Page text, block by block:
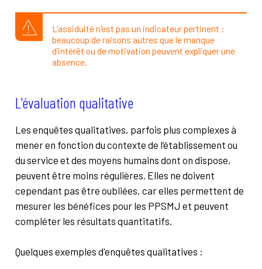
L'assiduité n'est pas un indicateur pertinent :
beaucoup de raisons autres que le manque
d’intérêt ou de motivation peuvent expliquer une
absence.
L'évaluation qualitative
Les enquêtes qualitatives, parfois plus complexes à
mener en fonction du contexte de l’établissement ou
du service et des moyens humains dont on dispose,
peuvent être moins régulières. Elles ne doivent
cependant pas être oubliées, car elles permettent de
mesurer les bénéfices pour les PPSMJ et peuvent
compléter les résultats quantitatifs.
Quelques exemples d'enquêtes qualitatives :